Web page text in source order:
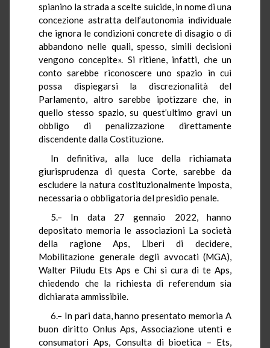
spianino la strada a scelte suicide, in nome di una
concezione astratta dell’autonomia individuale
che ignora le condizioni concrete di disagio o di
abbandono nelle quali, spesso, simili decisioni
vengono concepite». Si ritiene, infatti, che un
conto sarebbe riconoscere uno spazio in cui
possa dispiegarsi la discrezionalità del
Parlamento, altro sarebbe ipotizzare che, in
quello stesso spazio, su quest’ultimo gravi un
obbligo di penalizzazione direttamente
discendente dalla Costituzione.
In definitiva, alla luce della richiamata
giurisprudenza di questa Corte, sarebbe da
escludere la natura costituzionalmente imposta,
necessaria o obbligatoria del presidio penale.
5.– In data 27 gennaio 2022, hanno
depositato memoria le associazioni La società
della ragione Aps, Liberi di decidere,
Mobilitazione generale degli avvocati (MGA),
Walter Piludu Ets Aps e Chi si cura di te Aps,
chiedendo che la richiesta di referendum sia
dichiarata ammissibile.
6.– In pari data, hanno presentato memoria A
buon diritto Onlus Aps, Associazione utenti e
consumatori Aps, Consulta di bioetica – Ets,